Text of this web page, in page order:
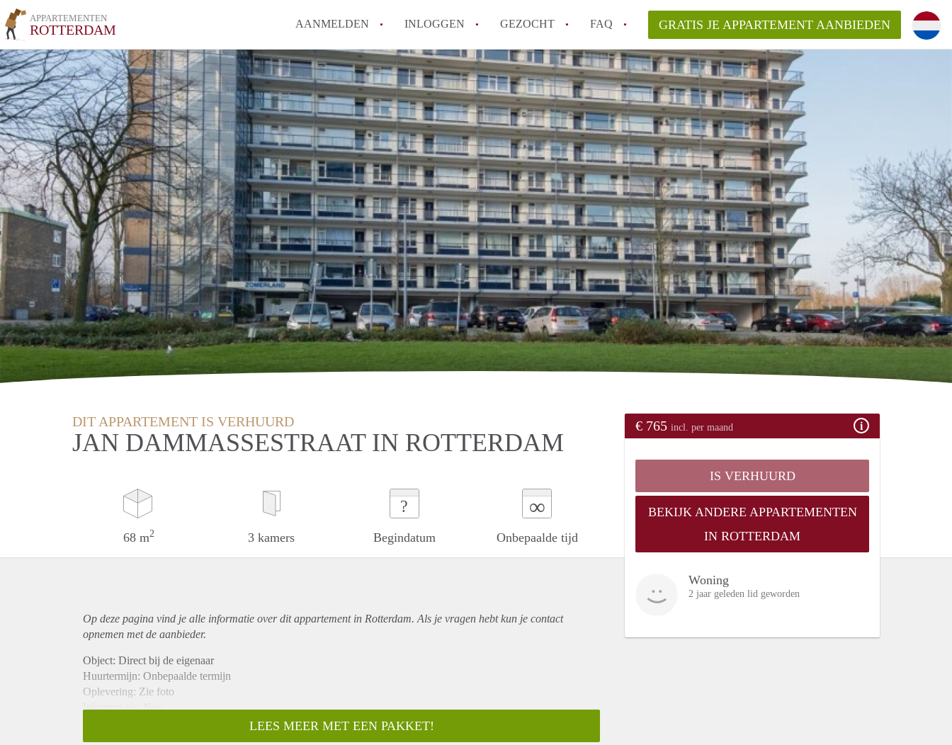
APPARTEMENTEN
ROTTERDAM AANMELDEN INLOGGEN GEZOCHT FAQ
How to translate AppartementRotterdam!
Wat is AppartementenRotterdam?
Hoeveel kost het om te reageren op een Appartement in Rotterdam?
Wat is de privacyverklaring van AppartementenRotterdam?
Berekent AppartementenRotterdam
makelaarsvergoeding/bemiddelingsvergoeding?
Alle veelgestelde vragen
GRATIS JE APPARTEMENT AANBIEDEN
DIT APPARTEMENT IS VERHUURD
JAN DAMMASSESTRAAT IN ROTTERDAM
68 m2 3 kamers
?
Begindatum
∞
Onbepaalde tijd
€ 765 incl. per maand
IS VERHUURD
BEKIJK ANDERE APPARTEMENTEN
IN ROTTERDAM
Woning
2 jaar geleden lid geworden
Op deze pagina vind je alle informatie over ditappartementin Rotterdam. Als je vragen hebt kun je contact
opnemen met de aanbieder.
Object: Direct bij de eigenaar
Huurtermijn: Onbepaalde termijn
Oplevering: Zie foto
Inkomen eis: Nee
Borg: 1 Maand
LEES MEER MET EEN PAKKET!